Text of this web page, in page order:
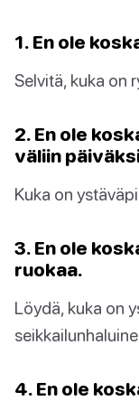
1. En ole
Selvitä, kuka on
2. En ole
väliin
Kuka on
3. En ole
ruokaa.
Löydä, kuka on
4. En ole